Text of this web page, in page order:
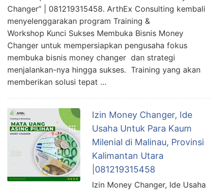
Changer” | 081219315458. ArthEx Consulting kembali
menyelenggarakan program Training &
Workshop Kunci Sukses Membuka Bisnis Money
Changer untuk mempersiapkan pengusaha fokus
membuka bisnis money changer dan strategi
menjalankan-nya hingga sukses. Training yang akan
memberikan solusi tepat …
Izin Money Changer, Ide
Usaha Untuk Para Kaum
Milenial di Malinau, Provinsi
Kalimantan Utara
|081219315458
Izin Money Changer, Ide Usaha